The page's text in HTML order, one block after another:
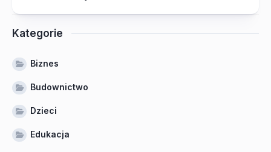
Kategorie
Biznes
Budownictwo
Dzieci
Edukacja